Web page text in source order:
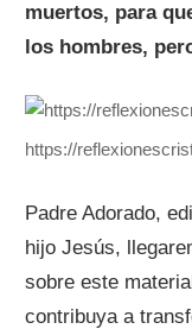
muertos, para
los hombres,
https://
Padre Adorado,
hijo Jesús,
sobre este
contribuya a